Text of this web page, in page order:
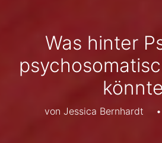
Was hinter
könnte
von Jessica Bernhardt •